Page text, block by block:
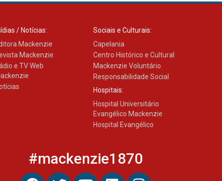
/ Notícias:
Mackenzie
Mackenzie
e TV Web
Sociais e Culturais:
Capelania
Centro Histórico e Cultural
Mackenzie Voluntário
Responsabilidade Social
Hospitais:
Hospital Universitário
Evangélico Mackenzie
Hospital Evangélico
#mackenzie1870